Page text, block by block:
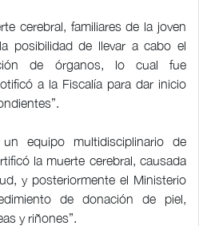
cerebral, familiares de la joven
posibilidad de llevar a cabo el
de órganos, lo cual fue
a la Fiscalía para dar inicio
equipo multidisciplinario de
la muerte cerebral, causada
y posteriormente el Ministerio
de donación de piel,
y riñones”.